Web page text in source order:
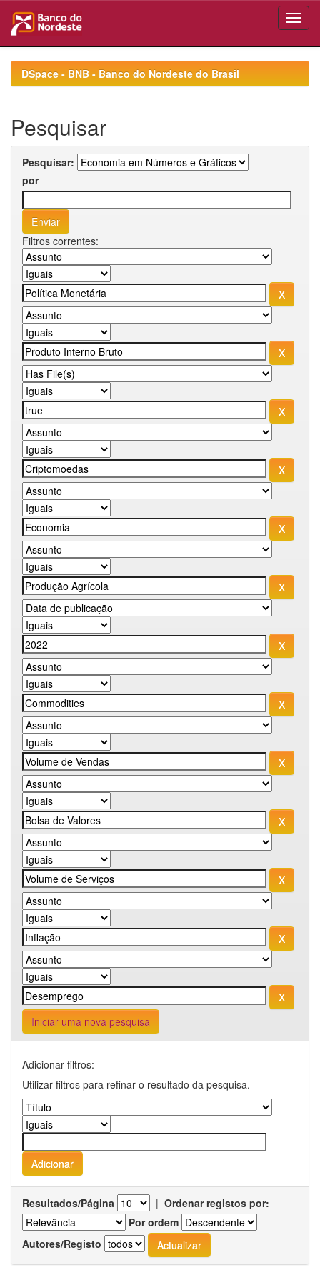
navigationDSpace - BNB - Banco do Nordeste do Brasil
Pesquisar
Pesquisar:
por
Filtros correntes:
Iniciar uma nova pesquisa
Adicionar filtros:
Utilizar filtros para refinar o resultado da pesquisa.
Resultados/Página | Ordenar registos por:
Por ordem
Autores/Registo